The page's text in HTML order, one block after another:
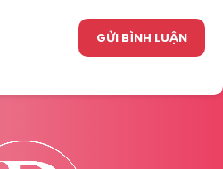
GỬI BÌNH LUẬN